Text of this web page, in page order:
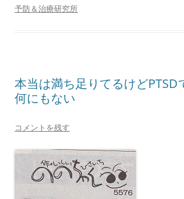
予防＆治療研究所
本当は満ち足りてるけどPTSD
何にもない
コメントを残す